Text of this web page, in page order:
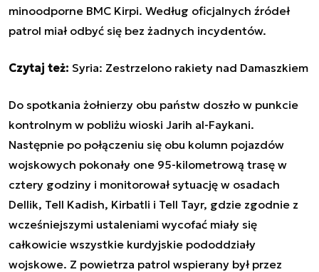
minoodporne BMC Kirpi. Według oficjalnych źródeł
patrol miał odbyć się bez żadnych incydentów.
Czytaj też: Syria: Zestrzelono rakiety nad Damaszkiem
Do spotkania żołnierzy obu państw doszło w punkcie
kontrolnym w pobliżu wioski Jarih al-Faykani.
Następnie po połączeniu się obu kolumn pojazdów
wojskowych pokonały one 95-kilometrową trasę w
cztery godziny i monitorował sytuację w osadach
Dellik, Tell Kadish, Kirbatli i Tell Tayr, gdzie zgodnie z
wcześniejszymi ustaleniami wycofać miały się
całkowicie wszystkie kurdyjskie pododdziały
wojskowe. Z powietrza patrol wspierany był przez